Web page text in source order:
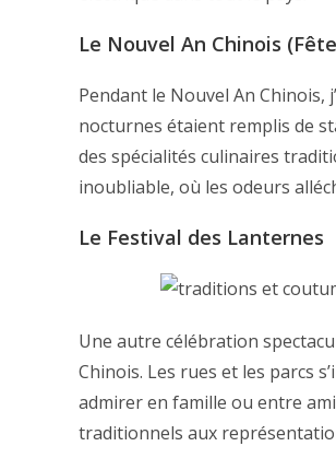
Le Nouvel An Chinois
Pendant le Nouvel An Chinois,
nocturnes étaient remplis de
des spécialités culinaires
inoubliable, où les odeurs
Le Festival des Lanternes
Une autre célébration
Chinois. Les rues et les parcs
admirer en famille ou entre
traditionnels aux